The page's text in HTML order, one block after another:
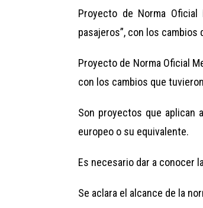
Proyecto de Norma
pasajeros”, con los
Proyecto de Norma Oficial
con los cambios que
Son proyectos que aplican
europeo o su equivalente.
Es necesario dar a conocer
Se aclara el alcance de la